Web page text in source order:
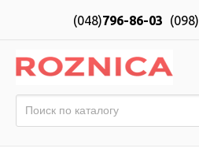
(048)796-86-03 (098)